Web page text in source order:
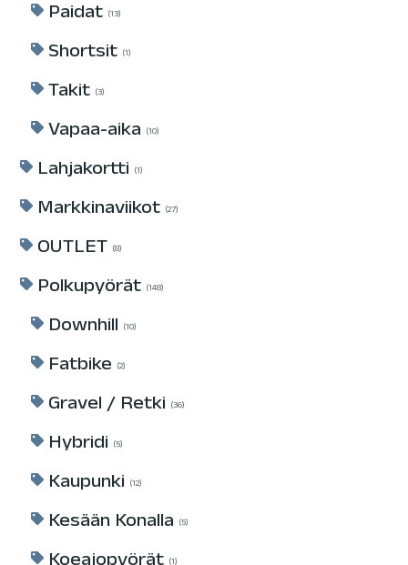
Paidat 13
Shortsit 1
Takit 3
Vapaa-aika 10
Lahjakortti 1
Markkinaviikot 27
OUTLET 8
Polkupyörät 148
Downhill 10
Fatbike 2
Gravel / Retki 36
Hybridi 5
Kaupunki 12
Kesään Konalla 5